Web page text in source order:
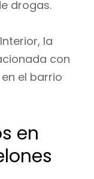
drogas.
la
con
el barrio
en